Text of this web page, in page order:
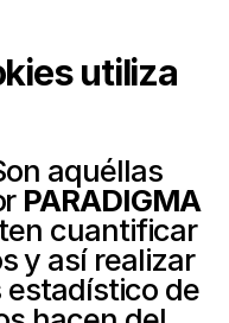
utiliza
aquéllas
PARADIGMA
cuantificar
y así realizar
estadístico de